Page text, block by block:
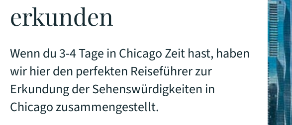
erkunden
Wenn du 3-4 Tage in Chicago Zeit hast, haben
wir hier den perfekten Reiseführer zur
Erkundung der Sehenswürdigkeiten in
Chicago zusammengestellt.